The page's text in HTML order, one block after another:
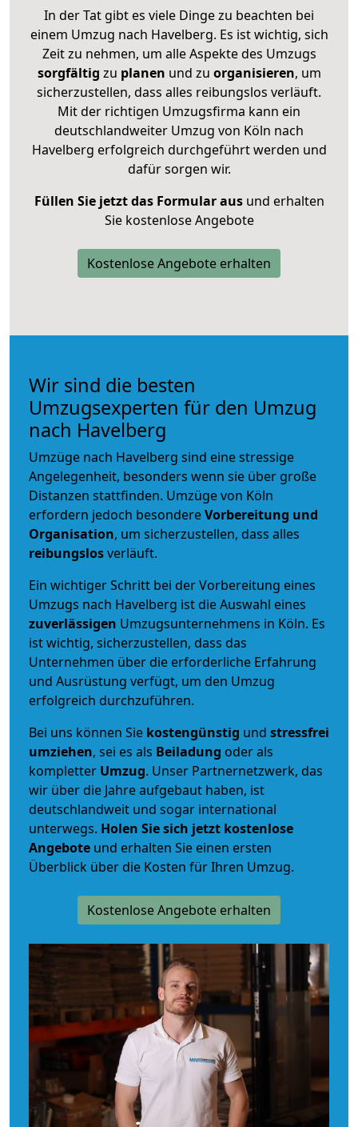
In der Tat gibt es viele Dinge zu beachten bei
einem Umzug nach Havelberg. Es ist wichtig, sich
Zeit zu nehmen, um alle Aspekte des Umzugs
sorgfältig zu planen und zu organisieren, um
sicherzustellen, dass alles reibungslos verläuft.
Mit der richtigen Umzugsfirma kann ein
deutschlandweiter Umzug von Köln nach
Havelberg erfolgreich durchgeführt werden und
dafür sorgen wir.
Füllen Sie jetzt das Formular ausund erhalten
Sie kostenlose Angebote
Kostenlose Angebote erhalten
Wir sind die besten
Umzugsexperten für den Umzug
nach Havelberg
Umzüge nach Havelberg sind eine stressige
Angelegenheit, besonders wenn sie über große
Distanzen stattfinden. Umzüge von Köln
erfordern jedoch besondereVorbereitung und
Organisation, um sicherzustellen, dass alles
reibungslosverläuft.
Ein wichtiger Schritt bei der Vorbereitung eines
Umzugs nach Havelberg ist die Auswahl eines
zuverlässigen Umzugsunternehmens in Köln. Es
ist wichtig, sicherzustellen, dass das
Unternehmen über die erforderliche Erfahrung
und Ausrüstung verfügt, um den Umzug
erfolgreich durchzuführen.
Bei uns können Sie kostengünstig und stressfrei
umziehen, sei es als Beiladung oder als
kompletter Umzug. Unser Partnernetzwerk, das
wir über die Jahre aufgebaut haben, ist
deutschlandweit und sogar international
unterwegs. Holen Sie sich jetzt kostenlose
Angebote und erhalten Sie einen ersten
Überblick über die Kosten für Ihren Umzug.
Kostenlose Angebote erhalten